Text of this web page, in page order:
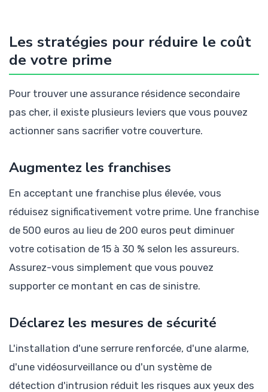
Les stratégies pour réduire le coût
de votre prime
Pour trouver une assurance résidence secondaire
pas cher, il existe plusieurs leviers que vous pouvez
actionner sans sacrifier votre couverture.
Augmentez les franchises
En acceptant une franchise plus élevée, vous
réduisez significativement votre prime. Une franchise
de 500 euros au lieu de 200 euros peut diminuer
votre cotisation de 15 à 30 % selon les assureurs.
Assurez-vous simplement que vous pouvez
supporter ce montant en cas de sinistre.
Déclarez les mesures de sécurité
L'installation d'une serrure renforcée, d'une alarme,
d'une vidéosurveillance ou d'un système de
détection d'intrusion réduit les risques aux yeux des